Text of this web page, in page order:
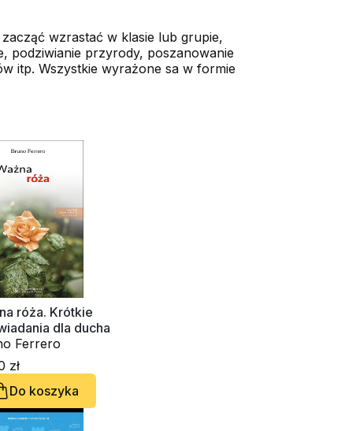
wzrastać w klasie lub grupie,
podziwianie przyrody, poszanowanie
itp. Wszystkie wyrażone sa w formie
róża. Krótkie
dla ducha
Ferrero
zł
Do koszyka